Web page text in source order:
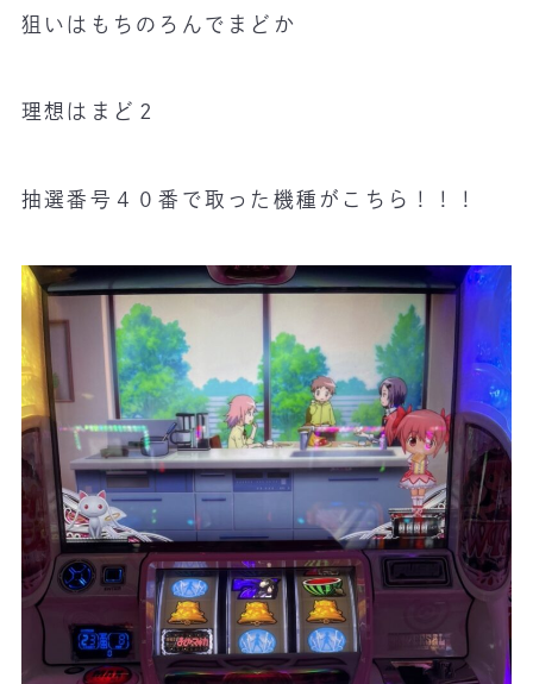
狙いはもちのろんでまどか
理想はまど２
抽選番号４０番で取った機種がこちら！！！